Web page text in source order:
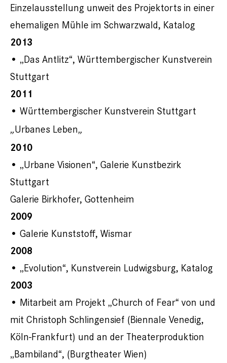
Einzelausstellung unweit des Projektorts in einer
ehemaligen Mühle im Schwarzwald, Katalog
2013
• „Das Antlitz“, Württembergischer Kunstverein
Stuttgart
2011
• Württembergischer Kunstverein Stuttgart
„Urbanes Leben„
2010
• „Urbane Visionen“, Galerie Kunstbezirk
Stuttgart
Galerie Birkhofer, Gottenheim
2009
• Galerie Kunststoff, Wismar
2008
• „Evolution“, Kunstverein Ludwigsburg, Katalog
2003
• Mitarbeit am Projekt „Church of Fear“ von und
mit Christoph Schlingensief (Biennale Venedig,
Köln-Frankfurt) und an der Theaterproduktion
„Bambiland“, (Burgtheater Wien)